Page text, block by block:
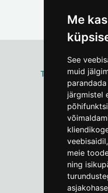
Me
See
muid
järgmistel
veebisaidil,
meie
ning
ТАЛЛИННСКИЙ
Пн–Пт 9–17: